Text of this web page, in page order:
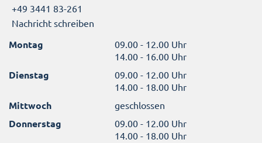
+49 3441 83-261
Nachricht schreiben
Montag
09.00 - 12.00 Uhr
14.00 - 16.00 Uhr
Dienstag
09.00 - 12.00 Uhr
14.00 - 18.00 Uhr
Mittwoch geschlossen
Donnerstag
09.00 - 12.00 Uhr
14.00 - 18.00 Uhr